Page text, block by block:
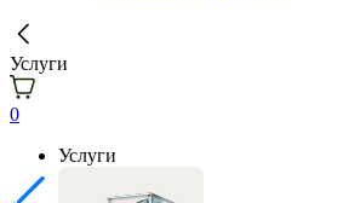
Услуги
0
Услуги